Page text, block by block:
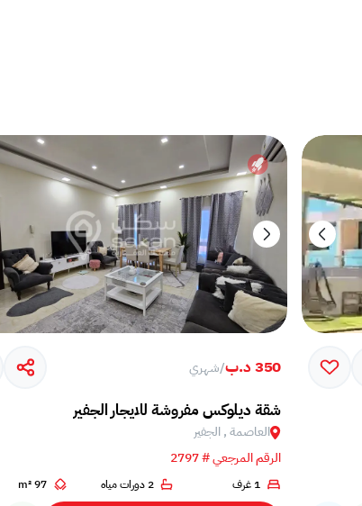
350 د.ب /شهري
شقة ديلوكس مفروشة للايجار الجفير
العاصمة , الجفير
الرقم المرجعي # 2797
1 غرف 2 دورات مياه 97 m²